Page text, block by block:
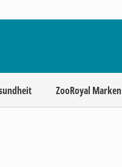
ZooRoyal Marken